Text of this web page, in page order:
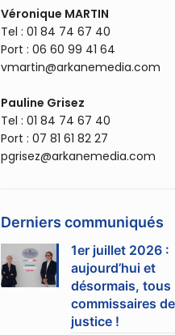
Véronique MARTIN
Tel : 01 84 74 67 40
Port : 06 60 99 41 64
vmartin@arkanemedia.com
Pauline Grisez
Tel : 01 84 74 67 40
Port : 07 81 61 82 27
pgrisez@arkanemedia.com
Derniers communiqués
1er juillet 2026 :
aujourd’hui et
désormais, tous
commissaires de
justice !